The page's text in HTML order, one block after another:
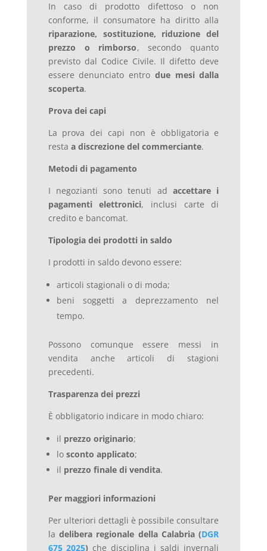
In caso di prodotto difettoso o non
conforme, il consumatore ha diritto alla
riparazione, sostituzione, riduzione del
prezzo o rimborso, secondo quanto
previsto dal Codice Civile. Il difetto deve
essere denunciato entro due mesi dalla
scoperta.
Prova dei capi
La prova dei capi non è obbligatoria e
resta a discrezione del commerciante.
Metodi di pagamento
I negozianti sono tenuti adaccettare i
pagamenti elettronici, inclusi carte di
credito e bancomat.
Tipologia dei prodotti in saldo
I prodotti in saldo devono essere:
articoli stagionali o di moda;
beni soggetti a deprezzamento nel
tempo.
Possono comunque essere messi in
vendita anche articoli di stagioni
precedenti.
Trasparenza dei prezzi
È obbligatorio indicare in modo chiaro:
il prezzo originario;
lo sconto applicato;
il prezzo finale di vendita.
Per maggiori informazioni
Per ulteriori dettagli è possibile consultare
la delibera regionale della Calabria (DGR
675_2025) che disciplina i saldi invernali